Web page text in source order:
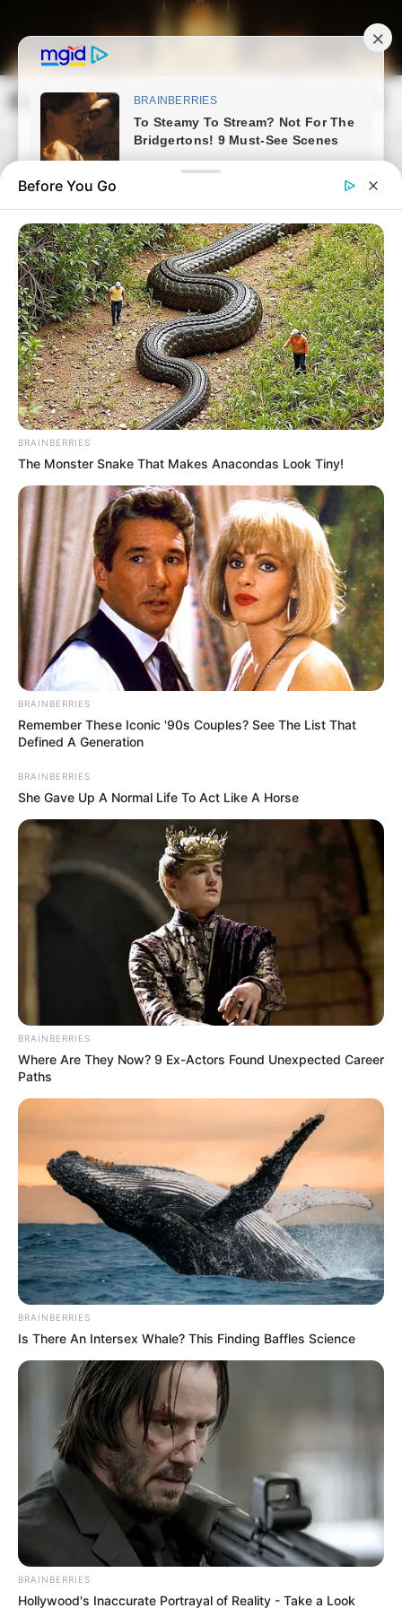
content
Magyarország Kincsei
Search
PostedTörténetek
Megható sorokkal köszöntötte
férjét Várkonyi Andrea – Így
beszélt Mészáros Lőrinc
születésnapján
bySzerző
Várkonyi Andrea szívből szólt a férjéről: „Olyan új
Before You Go
BRAINBERRIES
The Monster Snake That Makes Anacondas Look Tiny!
BRAINBERRIES
Remember These Iconic '90s Couples? See The List That
Defined A Generation
BRAINBERRIES
She Gave Up A Normal Life To Act Like A Horse
BRAINBERRIES
Where Are They Now? 9 Ex-Actors Found Unexpected Career
Paths
BRAINBERRIES
Is There An Intersex Whale? This Finding Baffles Science
BRAINBERRIES
Hollywood's Inaccurate Portrayal of Reality - Take a Look